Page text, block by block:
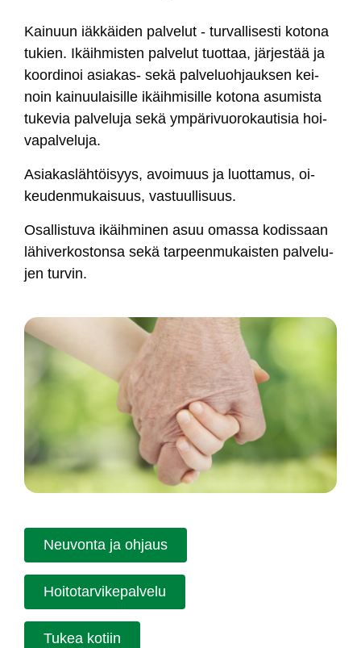
Kai­nuun iäk­käi­den pal­ve­lut - tur­val­li­ses­ti ko­to­na
tu­kien. Ikäih­mis­ten pal­ve­lut tuot­taa, jär­jes­tää ja
koor­di­noi asia­kas- se­kä pal­ve­luoh­jauk­sen kei­
noin kai­nuu­lai­sil­le ikäih­mi­sil­le ko­to­na asu­mis­ta
tu­ke­via pal­ve­lu­ja se­kä ym­pä­ri­vuo­ro­kau­ti­sia hoi­
va­pal­ve­lu­ja.
Asia­kas­läh­töi­syys, avoi­muus ja luot­ta­mus, oi­
keu­den­mu­kai­suus, vas­tuul­li­suus.
Osal­lis­tu­va ikäih­mi­nen asuu omas­sa ko­dis­saan
lä­hi­ver­kos­ton­sa se­kä tar­peen­mu­kais­ten pal­ve­lu­
jen tur­vin.
Neu­von­ta ja oh­jaus
Hoi­to­tar­vi­ke­pal­ve­lu
Tu­kea ko­tiin